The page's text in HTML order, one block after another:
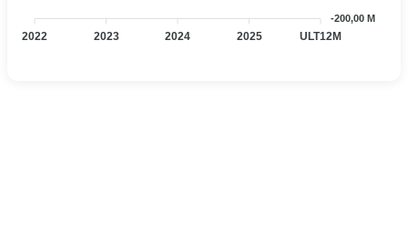
-200,00 M
2022 2023 2024 2025 ULT12M